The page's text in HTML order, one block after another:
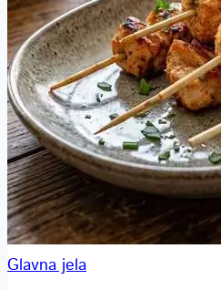
Glavna jela